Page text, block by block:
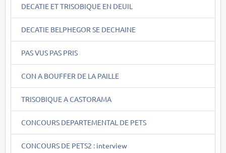
DECATIE ET TRISOBIQUE EN DEUIL
DECATIE BELPHEGOR SE DECHAINE
PAS VUS PAS PRIS
CON A BOUFFER DE LA PAILLE
TRISOBIQUE A CASTORAMA
CONCOURS DEPARTEMENTAL DE PETS
CONCOURS DE PETS2 : interview